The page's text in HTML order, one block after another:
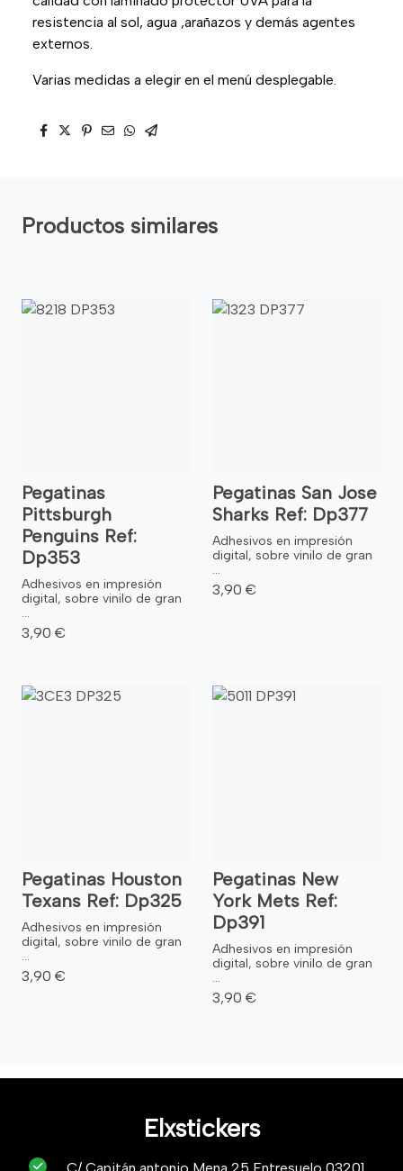
resistencia al sol, agua ,arañazos y demás agentes
externos.
Varias medidas a elegir en el menú desplegable.
Productos similares
Pegatinas
Pittsburgh
Penguins Ref:
Dp353
Adhesivos en impresión
digital, sobre vinilo de gran
...
3,90 €
Pegatinas San Jose
Sharks Ref: Dp377
Adhesivos en impresión
digital, sobre vinilo de gran
...
3,90 €
Pegatinas Houston
Texans Ref: Dp325
Adhesivos en impresión
digital, sobre vinilo de gran
...
3,90 €
Pegatinas New
York Mets Ref:
Dp391
Adhesivos en impresión
digital, sobre vinilo de gran
...
3,90 €
Elxstickers